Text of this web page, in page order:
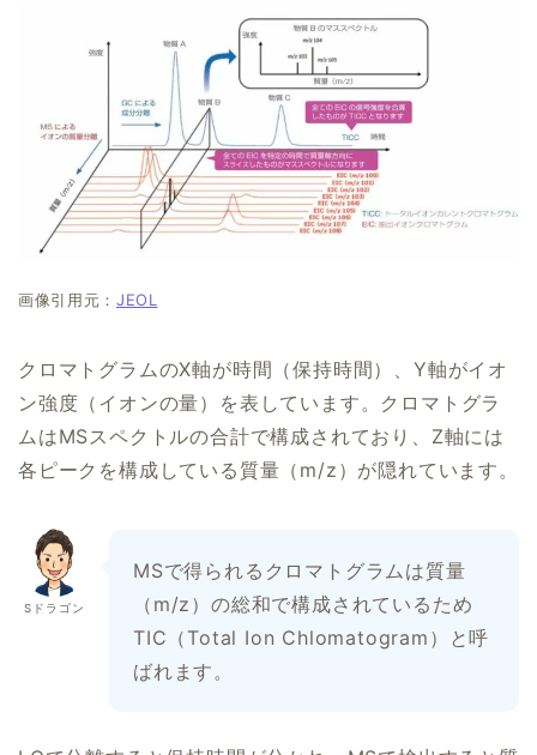
画像引用元： JEOL
クロマトグラムのX軸が時間（保持時間）、Y軸がイオ
ン強度（イオンの量）を表しています。クロマトグラ
ムはMSスペクトルの合計で構成されており、Z軸には
各ピークを構成している質量（m/z）が隠れています。
Sドラゴン
MSで得られるクロマトグラムは質量
（m/z）の総和で構成されているため
TIC（Total Ion Chlomatogram）と呼
ばれます。